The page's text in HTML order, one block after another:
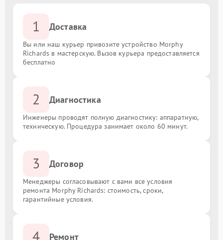
1 Доставка
Вы или наш курьер привозите устройство Morphy
Richards в мастерскую. Вызов курьера предоставляется
бесплатно
2 Диагностика
Инженеры проводят полную диагностику: аппаратную,
техническую. Процедура занимает около 60 минут.
3 Договор
Менеджеры согласовывают с вами все условия
ремонта Morphy Richards: стоимость, сроки,
гарантийные условия.
Ремонт